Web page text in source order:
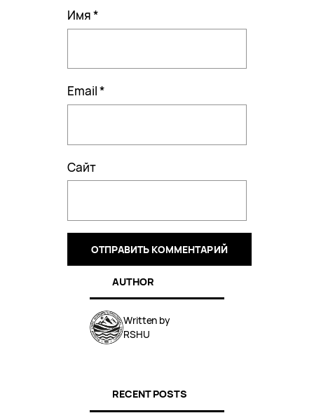
Имя*
Email*
Сайт
AUTHOR
Written by
RSHU
RECENT POSTS